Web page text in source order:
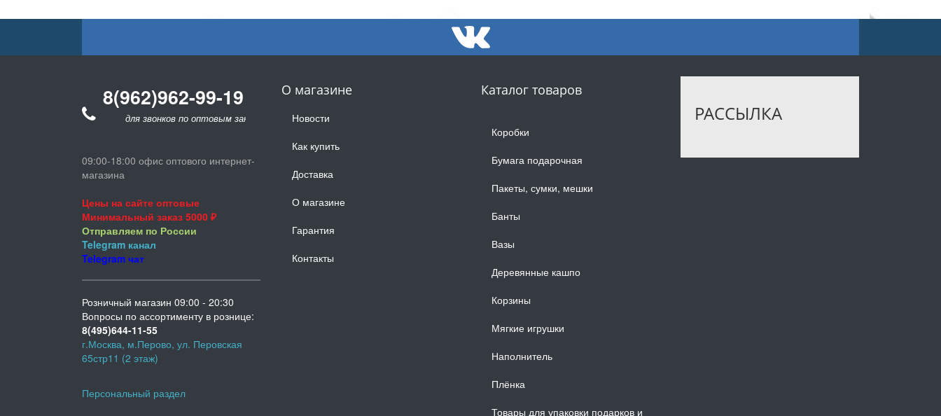
О магазине
Новости
Как купить
Доставка
О магазине
Гарантия
Контакты
Каталог товаров
Коробки
Бумага подарочная
Пакеты, сумки, мешки
Банты
Вазы
Деревянные кашпо
Корзины
Мягкие игрушки
Наполнитель
Плёнка
Товары для упаковки подарков и
РАССЫЛКА
8(962)962-99-19
для звонков по оптовым заказам
09:00-18:00 офис оптового интернет-
магазина
Цены на сайте оптовые
Минимальный заказ 5000 ₽
Отправляем по России
Telegram канал
Telegram чат
Розничный магазин 09:00 - 20:30
Вопросы по ассортименту в рознице:
8(495)644-11-55
г.Москва, м.Перово, ул. Перовская
65стр11 (2 этаж)
Персональный раздел